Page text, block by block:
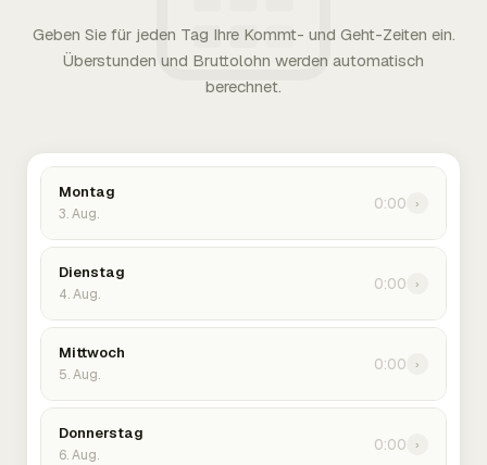
Geben Sie für jeden Tag Ihre Kommt- und Geht-Zeiten ein.
Überstunden und Bruttolohn werden automatisch
berechnet.
Montag
3. Aug.
0:00 ›
Dienstag
4. Aug.
0:00 ›
Mittwoch
5. Aug.
0:00 ›
Donnerstag
6. Aug.
0:00 ›